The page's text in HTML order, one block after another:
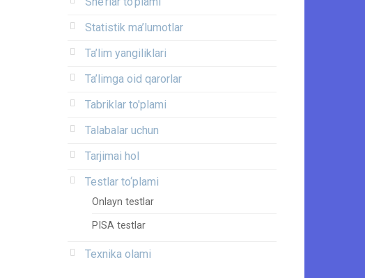
Statistik ma’lumotlar
Ta’lim yangiliklari
Ta’limga oid qarorlar
Tabriklar to'plami
Talabalar uchun
Tarjimai hol
Testlar to‘plami
Onlayn testlar
PISA testlar
Texnika olami